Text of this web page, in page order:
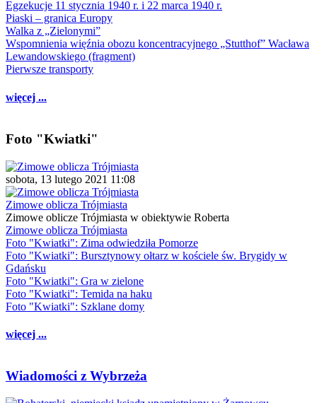
Egzekucje 11 stycznia 1940 r. i 22 marca 1940 r.
Piaski – granica Europy
Walka z „Zielonymi”
Wspomnienia więźnia obozu koncentracyjnego „Stutthof” Wacława
Lewandowskiego (fragment)
Pierwsze transporty
więcej ...
Foto "Kwiatki"
sobota, 13 lutego 2021 11:08
Zimowe oblicza Trójmiasta
Zimowe oblicze Trójmiasta w obiektywie Roberta
Zimowe oblicza Trójmiasta
Foto "Kwiatki": Zima odwiedziła Pomorze
Foto "Kwiatki": Bursztynowy ołtarz w kościele św. Brygidy w
Gdańsku
Foto "Kwiatki": Gra w zielone
Foto "Kwiatki": Temida na haku
Foto "Kwiatki": Szklane domy
więcej ...
Wiadomości z Wybrzeża